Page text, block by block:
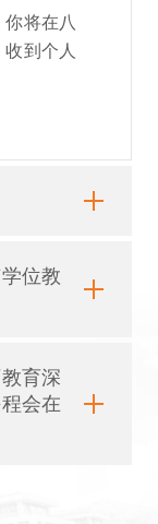
将在八
到个人
位教
育深
会在